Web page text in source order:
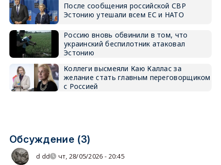
После сообщения российской СВР
Эстонию утешали всем ЕС и НАТО
Россию вновь обвинили в том, что
украинский беспилотник атаковал
Эстонию
Коллеги высмеяли Каю Каллас за
желание стать главным переговорщиком
с Россией
Обсуждение (3)
d dd чт, 28/05/2026 - 20:45